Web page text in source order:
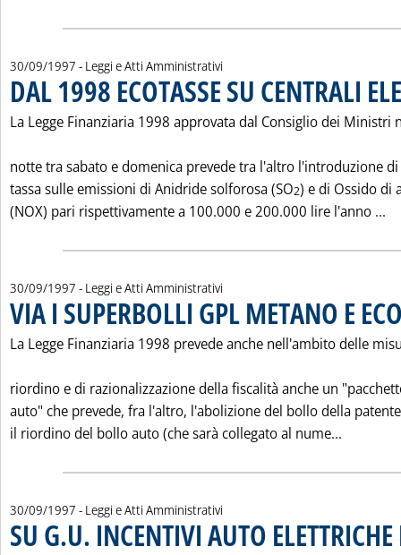
30/09/1997 - Leggi e Atti Amministrativi
DAL 1998 ECOTASSE SU CENTRALI
La Legge Finanziaria 1998 approvata dal Consiglio dei Ministri
notte tra sabato e domenica prevede tra l'altro l'introduzione
tassa sulle emissioni di Anidride solforosa (SO2) e di Ossido di
(NOX) pari rispettivamente a 100.000 e 200.000 lire l'anno ...
30/09/1997 - Leggi e Atti Amministrativi
VIA I SUPERBOLLI GPL METANO E
La Legge Finanziaria 1998 prevede anche nell'ambito delle
riordino e di razionalizzazione della fiscalità anche un
auto" che prevede, fra l'altro, l'abolizione del bollo della
il riordino del bollo auto (che sarà collegato al nume...
30/09/1997 - Leggi e Atti Amministrativi
SU G.U. INCENTIVI AUTO